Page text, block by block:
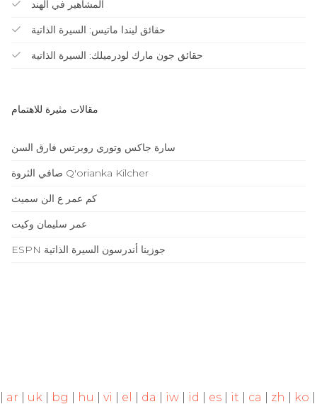
المشاهير في الهند
حقائق ليندا ماتيس: السيرة الذاتية
حقائق جون مارك لودرميلك: السيرة الذاتية
مقالات مثيرة للاهتمام
سارة جاكس وتوري روبرتس فارق السن
صافي الثروة Q'orianka Kilcher
كم عمر ع الن سميث
عمر سليمان وكيت
ESPN جوزينا أندرسون السيرة الذاتية
ar uk bg hu vi el da iw id es it ca zh ko